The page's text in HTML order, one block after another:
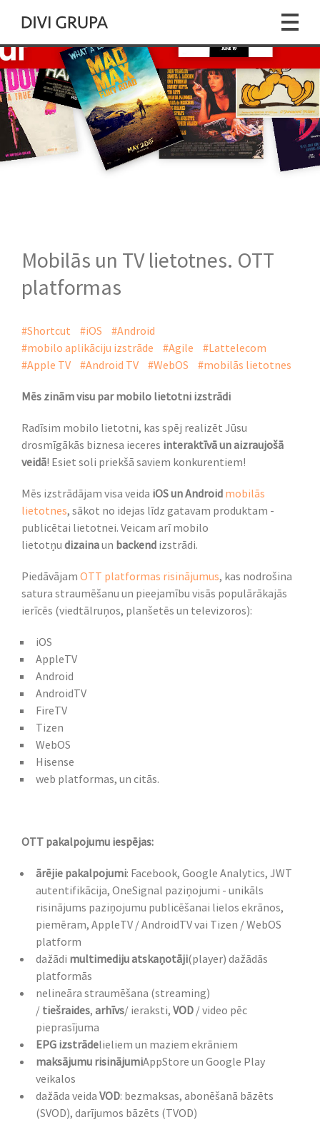
Mobilās un TV lietotnes. OTT
platformas
#Shortcut #iOS
#Android
#mobilo aplikāciju izstrāde
#Agile
#Lattelecom
#Apple TV
#Android TV #WebOS #mobilās lietotnes
Mēs zinām visu par mobilo lietotni izstrādi
Radīsim mobilo lietotni, kas spēj realizēt Jūsu
drosmīgākās biznesa ieceres interaktīvā un aizraujošā
veidā! Esiet soli priekšā saviem konkurentiem!
Mēs izstrādājam visa veida iOS un Android mobilās
lietotnes, sākot no idejas līdz gatavam produktam -
publicētai lietotnei. Veicam arī mobilo
lietotņu dizainaun backend izstrādi.
Piedāvājam OTT platformas risinājumus, kas nodrošina
satura straumēšanu un pieejamību visās populārākajās
ierīcēs (viedtālruņos, planšetēs un televizoros):
iOS
AppleTV
Android
AndroidTV
FireTV
Tizen
WebOS
Hisense
web platformas, un citās.
OTT pakalpojumu iespējas:
ārējie pakalpojumi: Facebook, Google Analytics, JWT
autentifikācija, OneSignal paziņojumi - unikāls
risinājums paziņojumu publicēšanai lielos ekrānos,
piemēram, AppleTV / AndroidTV vai Tizen / WebOS
platform
dažādi multimediju atskaņotāji(player) dažādās
platformās
nelineāra straumēšana (streaming)
/ tiešraides, arhīvs/ ieraksti, VOD / video pēc
pieprasījuma
EPG izstrādelieliem un maziem ekrāniem
maksājumu risinājumiAppStore un Google Play
veikalos
dažāda veida VOD: bezmaksas, abonēšanā bāzēts
(SVOD), darījumos bāzēts (TVOD)